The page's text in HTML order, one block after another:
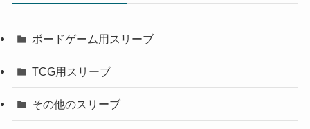
ボードゲーム用スリーブ
TCG用スリーブ
その他のスリーブ